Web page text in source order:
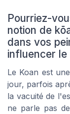
Pourriez-
notion de
dans vos
influencer
Le Koan est
jour, parfois
la vacuité de
ne parle pas